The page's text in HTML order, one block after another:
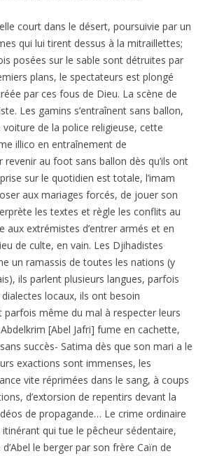
court dans le désert, poursuivie par un
qui lui tirent dessus à la mitraillettes;
posées sur le sable sont détruites par
plans, le spectateurs est plongé
par ces fous de Dieu. La scène de
Les gamins s’entraînent sans ballon,
de la police religieuse, cette
illico en entraînement de
au foot sans ballon dès qu’ils ont
sur le quotidien est totale, l’imam
aux mariages forcés, de jouer son
les textes et règle les conflits au
aux extrémistes d’entrer armés et en
de culte, en vain. Les Djihadistes
un ramassis de toutes les nations (y
ils parlent plusieurs langues, parfois
dialectes locaux, ils ont besoin
parfois même du mal à respecter leurs
[Abel Jafri] fume en cachette,
succès- Satima dès que son mari a le
exactions sont immenses, les
vite réprimées dans le sang, à coups
d’extorsion de repentirs devant la
de propagande… Le crime ordinaire
itinérant qui tue le pêcheur sédentaire,
le berger par son frère Caïn de